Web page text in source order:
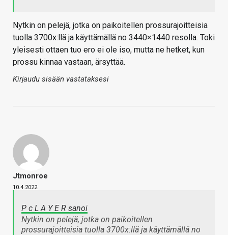
Nytkin on pelejä, jotka on paikoitellen prossurajoitteisia
tuolla 3700x:llä ja käyttämällä no 3440×1440 resolla. Toki
yleisesti ottaen tuo ero ei ole iso, mutta ne hetket, kun
prossu kinnaa vastaan, ärsyttää.
Kirjaudu sisään vastataksesi
Jtmonroe
10.4.2022
P c L A Y E R sanoi
Nytkin on pelejä, jotka on paikoitellen
prossurajoitteisia tuolla 3700x:llä ja käyttämällä no